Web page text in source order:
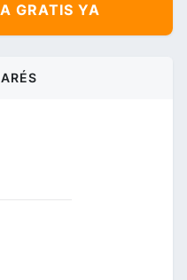
GRATIS YA